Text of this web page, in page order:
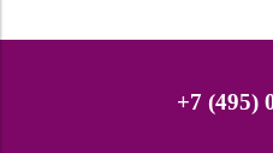
+7 (495)